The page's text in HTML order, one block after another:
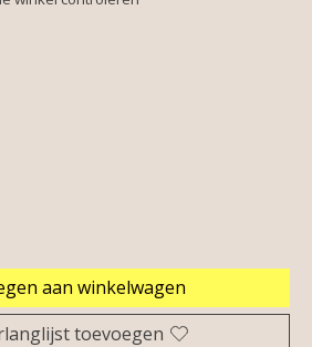
aan winkelwagen
toevoegen